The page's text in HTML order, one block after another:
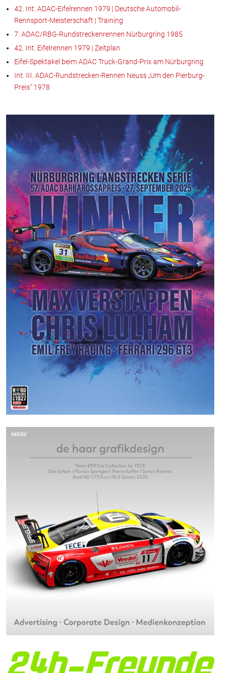
42. Int. ADAC-Eifelrennen 1979 | Deutsche Automobil-
Rennsport-Meisterschaft | Training
7. ADAC/RBG-Rundstreckenrennen Nürburgring 1985
42. Int. Eifelrennen 1979 | Zeitplan
Eifel-Spektakel beim ADAC Truck-Grand-Prix am Nürburgring
Int. III. ADAC-Rundstrecken-Rennen Neuss „Um den Pierburg-
Preis" 1978